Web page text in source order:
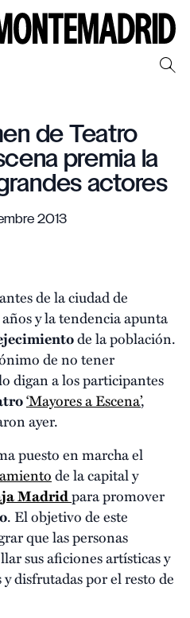
de Teatro
premia la
actores
2013
de la ciudad de
y la tendencia apunta
de la población.
de no tener
digan a los participantes
‘Mayores a Escena’,
ayer.
puesto en marcha el
de la capital y
Madridpara promover
. El objetivo de este
que las personas
sus aficiones artísticas y
y disfrutadas por el resto de